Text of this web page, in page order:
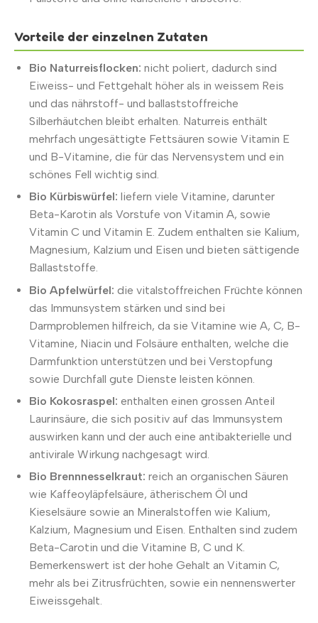
Vorteile der einzelnen Zutaten
Bio Naturreisflocken: nicht poliert, dadurch sind
Eiweiss- und Fettgehalt höher als in weissem Reis
und das nährstoff- und ballaststoffreiche
Silberhäutchen bleibt erhalten. Naturreis enthält
mehrfach ungesättigte Fettsäuren sowie Vitamin E
und B-Vitamine, die für das Nervensystem und ein
schönes Fell wichtig sind.
Bio Kürbiswürfel: liefern viele Vitamine, darunter
Beta-Karotin als Vorstufe von Vitamin A, sowie
Vitamin C und Vitamin E. Zudem enthalten sie Kalium,
Magnesium, Kalzium und Eisen und bieten sättigende
Ballaststoffe.
Bio Apfelwürfel: die vitalstoffreichen Früchte können
das Immunsystem stärken und sind bei
Darmproblemen hilfreich, da sie Vitamine wie A, C, B-
Vitamine, Niacin und Folsäure enthalten, welche die
Darmfunktion unterstützen und bei Verstopfung
sowie Durchfall gute Dienste leisten können.
Bio Kokosraspel: enthalten einen grossen Anteil
Laurinsäure, die sich positiv auf das Immunsystem
auswirken kann und der auch eine antibakterielle und
antivirale Wirkung nachgesagt wird.
Bio Brennnesselkraut: reich an organischen Säuren
wie Kaffeoyläpfelsäure, ätherischem Öl und
Kieselsäure sowie an Mineralstoffen wie Kalium,
Kalzium, Magnesium und Eisen. Enthalten sind zudem
Beta-Carotin und die Vitamine B, C und K.
Bemerkenswert ist der hohe Gehalt an Vitamin C,
mehr als bei Zitrusfrüchten, sowie ein nennenswerter
Eiweissgehalt.